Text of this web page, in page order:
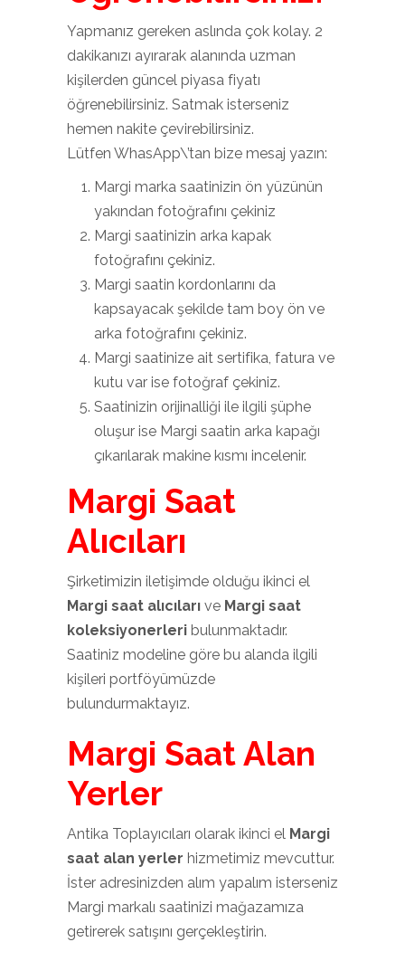
Yapmanız gereken aslında çok kolay. 2
dakikanızı ayırarak alanında uzman
kişilerden güncel piyasa fiyatı
öğrenebilirsiniz. Satmak isterseniz
hemen nakite çevirebilirsiniz.
Lütfen WhasApp\’tan bize mesaj yazın:
Margi marka saatinizin ön yüzünün
yakından fotoğrafını çekiniz
Margi saatinizin arka kapak
fotoğrafını çekiniz.
Margi saatin kordonlarını da
kapsayacak şekilde tam boy ön ve
arka fotoğrafını çekiniz.
Margi saatinize ait sertifika, fatura ve
kutu var ise fotoğraf çekiniz.
Saatinizin orijinalliği ile ilgili şüphe
oluşur ise Margi saatin arka kapağı
çıkarılarak makine kısmı incelenir.
Margi Saat
Alıcıları
Şirketimizin iletişimde olduğu ikinci el
Margi saat alıcıları ve Margi saat
koleksiyonerleri bulunmaktadır.
Saatiniz modeline göre bu alanda ilgili
kişileri portföyümüzde
bulundurmaktayız.
Margi Saat Alan
Yerler
Antika Toplayıcıları olarak ikinci el Margi
saat alan yerler hizmetimiz mevcuttur.
İster adresinizden alım yapalım isterseniz
Margi markalı saatinizi mağazamıza
getirerek satışını gerçekleştirin.